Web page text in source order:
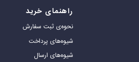
راهنمای خرید
نحوه‌ی ثبت سفارش
شیوه‌های پرداخت
شیوه‌های ارسال